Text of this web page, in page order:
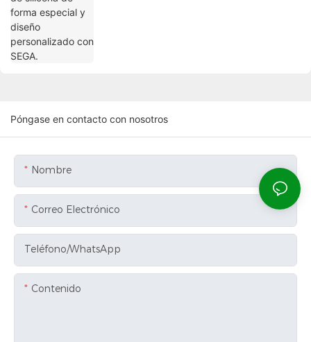
Póngase en contacto con nosotros
Nombre
Correo Electrónico
Teléfono/WhatsApp
Contenido